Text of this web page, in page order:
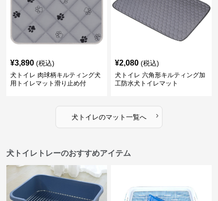
¥3,890 (税込)
犬トイレ 肉球柄キルティング犬
用トイレマット滑り止め付
¥2,080 (税込)
犬トイレ 六角形キルティング加
工防水犬トイレマット
犬トイレのマット一覧へ ›
犬トイレトレーのおすすめアイテム